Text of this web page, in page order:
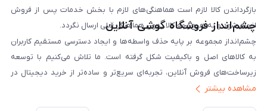
بازگرداندن کالا لازم است هماهنگی‌های لازم با بخش خدمات پس از فروش
انجام شود و به هیچ‌وجه کالا بدون هماهنگی قبلی ارسال نگردد.
چشم‌انداز فروشگاه گوشی آنلاین
چشم‌انداز مجموعه بر پایه حذف واسطه‌ها و ایجاد دسترسی مستقیم کاربران
به کالاهای اصل و باکیفیت شکل گرفته است. ما تلاش می‌کنیم با توسعه
زیرساخت‌های فروش آنلاین، تجربه‌ای سریع‌تر و ساده‌تر از خرید دیجیتال در
ایران ارائه دهیم. تبدیل‌شدن به مرجعی قابل اعتماد برای خرید کالای دیجیتال،
مشاهده بیشتر